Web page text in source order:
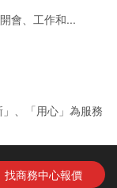
會、工作和...
、「用心」為服務
找商務中心報價